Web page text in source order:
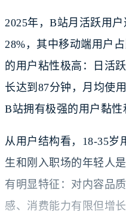
2025年，B站月活跃用
28%，其中移动端用户
的用户粘性极高：日活
长达到87分钟，月均使
B站拥有极强的用户黏性
从用户结构看，18-35岁
生和刚入职场的年轻人
有明显特征：对内容品
感、消费能力有限但增